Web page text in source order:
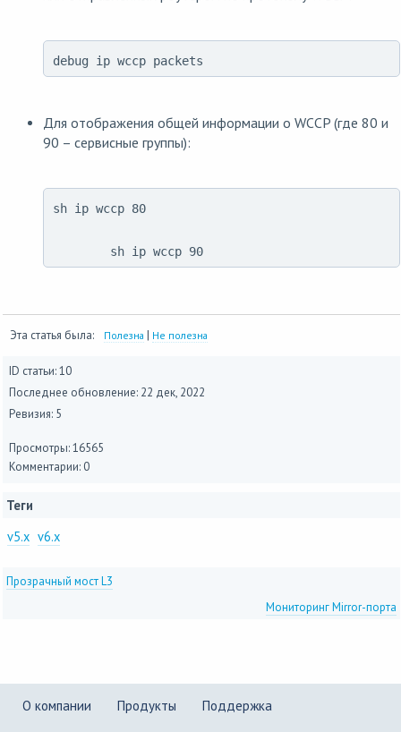
debug ip wccp packets
Для отображения общей информации о WCCP (где 80 и
90 – сервисные группы):
sh ip wccp 80
	sh ip wccp 90
Эта статья была: Полезна | Не полезна
ID статьи: 10
Последнее обновление: 22 дек, 2022
Ревизия: 5
Просмотры: 16565
Комментарии: 0
Теги
v5.x v6.x
Прозрачный мост L3
Мониторинг Mirror-порта
О компании Продукты Поддержка